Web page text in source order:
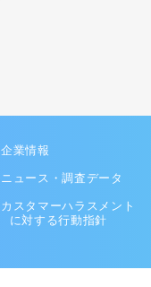
企業情報
ニュース・調査データ
カスタマーハラスメント
に対する行動指針